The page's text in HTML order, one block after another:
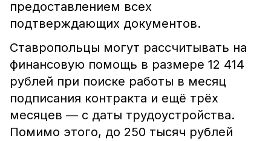
предоставлением всех
подтверждающих документов.
Ставропольцы могут рассчитывать на
финансовую помощь в размере 12 414
рублей при поиске работы в месяц
подписания контракта и ещё трёх
месяцев — с даты трудоустройства.
Помимо этого, до 250 тысяч рублей